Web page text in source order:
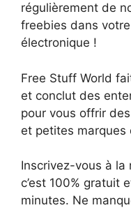
régulièrement de
freebies dans
électronique !
Free Stuff World
et conclut des
pour vous offrir
et petites marques
Inscrivez-vous à la
c’est 100% gratuit
minutes. Ne